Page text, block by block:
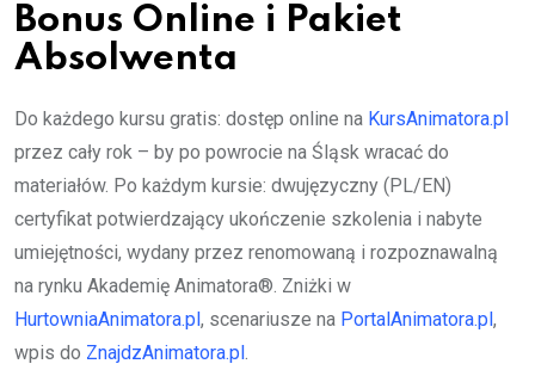
Bonus Online i Pakiet
Absolwenta
Do każdego kursu gratis: dostęp online na KursAnimatora.pl
przez cały rok – by po powrocie na Śląsk wracać do
materiałów. Po każdym kursie: dwujęzyczny (PL/EN)
certyfikat potwierdzający ukończenie szkolenia i nabyte
umiejętności, wydany przez renomowaną i rozpoznawalną
na rynku Akademię Animatora®. Zniżki w
HurtowniaAnimatora.pl, scenariusze na PortalAnimatora.pl,
wpis do ZnajdzAnimatora.pl